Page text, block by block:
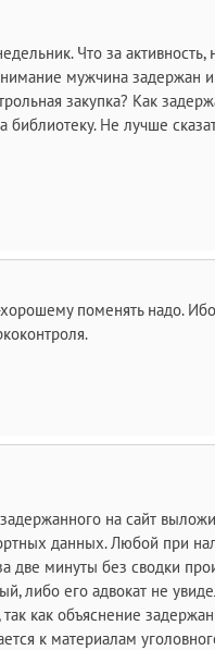
Что за
мужчина задержан
закупка? Как
библиотеку. Не лучше
поменять надо.
на сайт
данных. Любой при
две минуты без сводки
либо его адвокат не
как объяснение
к материалам